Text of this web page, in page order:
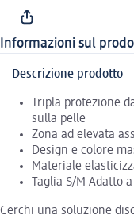
Informazioni sul
Descrizione prodotto
Tripla protezione
sulla pelle
Zona ad elevata
Design e colore
Materiale
Taglia S/M Adatto
Cerchi una soluzione